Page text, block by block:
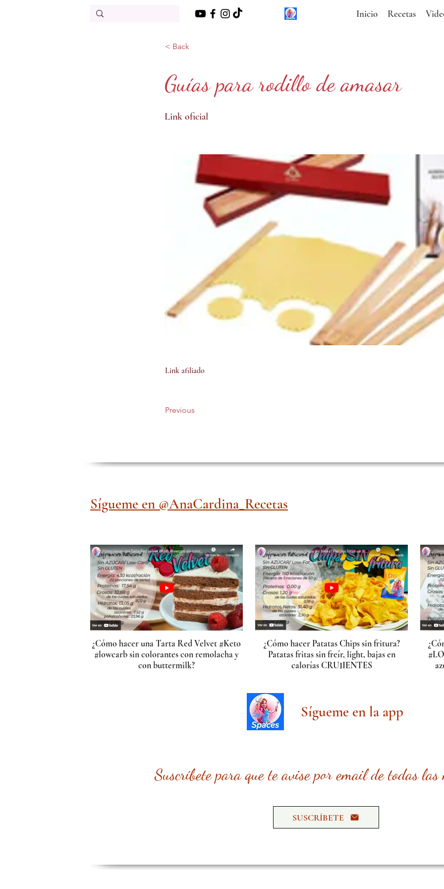
Inicio Recetas
< Back
Guías para rodillo de amasar
Link oficial
Link afiliado
Previous
Sígueme en @AnaCardina_Recetas
¿Cómo hacer una Tarta Red Velvet #Keto
#lowcarb sin colorantes con remolacha y
con buttermilk?
¿Cómo hacer Patatas Chips sin fritura?
Patatas fritas sin freír, light, bajas en
calorías CRUJIENTES
Sígueme en la app
Suscríbete para que te avise por email de todas las
SUSCRÍBETE